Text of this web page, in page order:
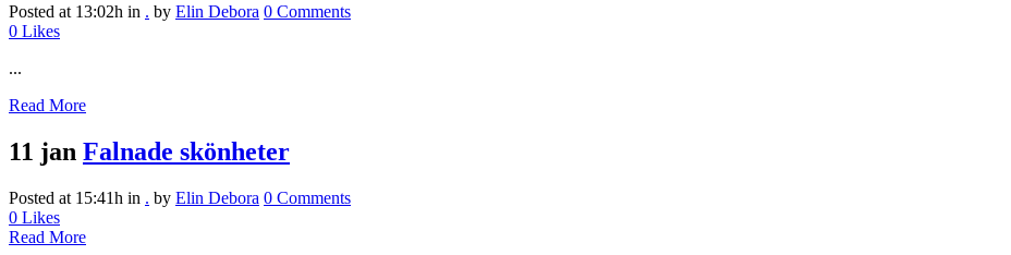
Posted at 13:02h in . by Elin Debora 0 Comments
0 Likes
...
Read More
11 jan Falnade skönheter
Posted at 15:41h in . by Elin Debora 0 Comments
0 Likes
Read More